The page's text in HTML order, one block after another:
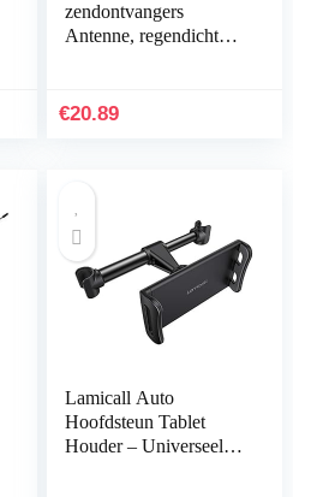
zendontvangers
Antenne, regendichte
dual-band antenne met
€20.89
Lamicall Auto
Hoofdsteun Tablet
Houder – Universeel